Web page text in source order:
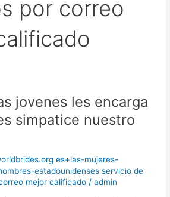
por correo
jovenes les encarga
simpatice nuestro
es+las-mujeres-
estadounidenses servicio de
mejor calificado /admin